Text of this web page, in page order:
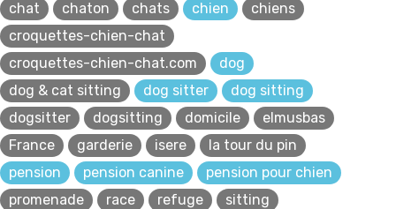
chat
chaton chats chien
chiens
croquettes-chien-chat
croquettes-chien-chat.com
dog
dog & cat sitting
dog sitter
dog sitting
dogsitter
dogsitting domicile
elmusbas
France
garderie isere
la tour du pin
pension
pension canine
pension pour chien
promenade
race refuge
sitting